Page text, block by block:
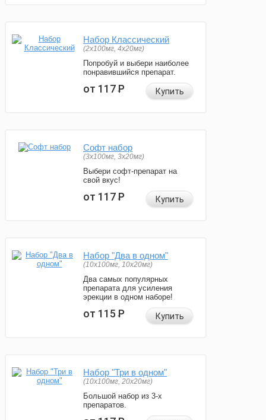
Набор Классический
(2x100мг, 4x20мг)
Попробуй и выбери наиболее
понравившийся препарат.
от 117Р Купить
Софт набор
(3x100мг, 3x20мг)
Выбери софт-препарат на
свой вкус!
от 117Р Купить
Набор "Два в одном"
(10x100мг, 10x20мг)
Два самых популярных
препарата для усиления
эрекции в одном наборе!
от 115Р Купить
Набор "Три в одном"
(10x100мг, 20x20мг)
Большой набор из 3-х
препаратов.